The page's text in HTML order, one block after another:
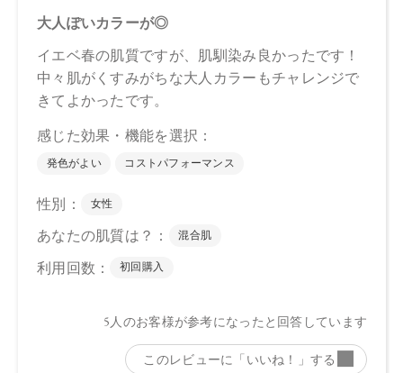
CosmeKitchen 2024/8/2
Make↗Kitchen 2024/8/2
※店舗での取り扱いや詳しい在庫状況につきましては、各店
舗にお問い合わせください。
※発売日は予告なく変更する可能性がございます。予めご了
承ください。
商品によっては、お届けまで１～２週間かかる場合がござい
ますので予めご了承ください。
●パッケージはリニューアル等の理由により、写真と異なる場
●パッケージのリニューアル等の理由により、成分・処方が記
載と異なる場合がございます。
●予告なくパッケージ仕様が変更になる場合がございます。